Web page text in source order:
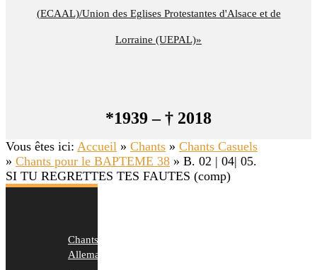
(ECAAL)/Union des Eglises Protestantes d'Alsace et de
Lorraine (UEPAL)»
*1939 – † 2018
Vous êtes ici: Accueil » Chants » Chants Casuels
» Chants pour le BAPTEME 38 » B. 02 | 04| 05.
SI TU REGRETTES TES FAUTES (comp)
Chants
Allemands